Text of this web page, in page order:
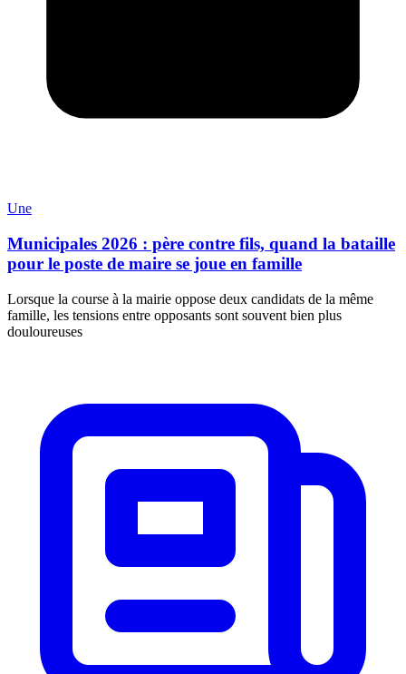
Une
Municipales 2026 : père contre fils, quand la bataille
pour le poste de maire se joue en famille
Lorsque la course à la mairie oppose deux candidats de la même
famille, les tensions entre opposants sont souvent bien plus
douloureuses